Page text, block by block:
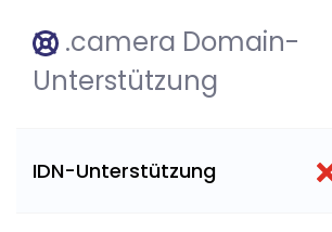
.camera Domain-
Unterstützung
IDN-Unterstützung